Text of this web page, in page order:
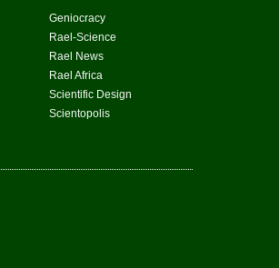
Geniocracy
Rael-Science
Rael News
Rael Africa
Scientific Design
Scientopolis